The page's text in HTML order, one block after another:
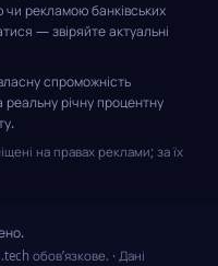
рекламою банківських
— звіряйте актуальні
спроможність
річну процентну
на правах реклами; за їх
обов’язкове. · Дані